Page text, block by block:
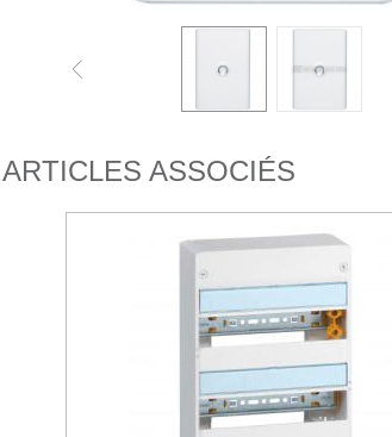
ARTICLES ASSOCIÉS